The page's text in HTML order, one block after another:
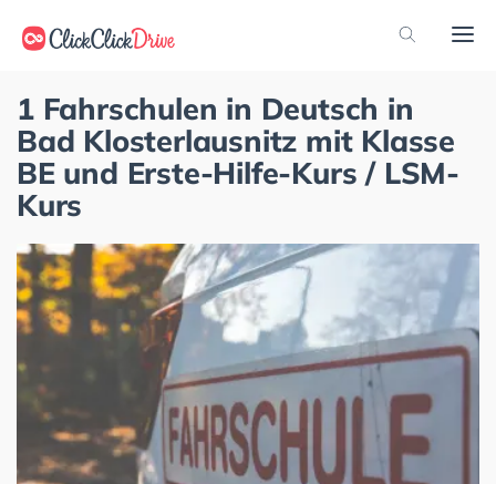
1 Fahrschulen in Deutsch in
Bad Klosterlausnitz mit Klasse
BE und Erste-Hilfe-Kurs / LSM-
Kurs